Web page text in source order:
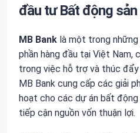
đầu tư Bất động sản
MB Bank là một trong
phần hàng đầu tại Việt Nam,
trong việc hỗ trợ và thúc
MB Bank cung cấp các giải
hoạt cho các dự án bất
tiếp cận nguồn vốn thuận lợi.